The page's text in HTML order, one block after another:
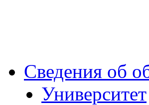
Сведения об
Университет